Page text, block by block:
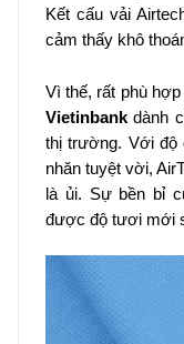
Kết cấu vải
cảm thấy khô
Vì thế, rất phù
Vietinbank dành
thị trường. Với độ
nhăn tuyệt vời,
là ủi. Sự bền bỉ
được độ tươi mới